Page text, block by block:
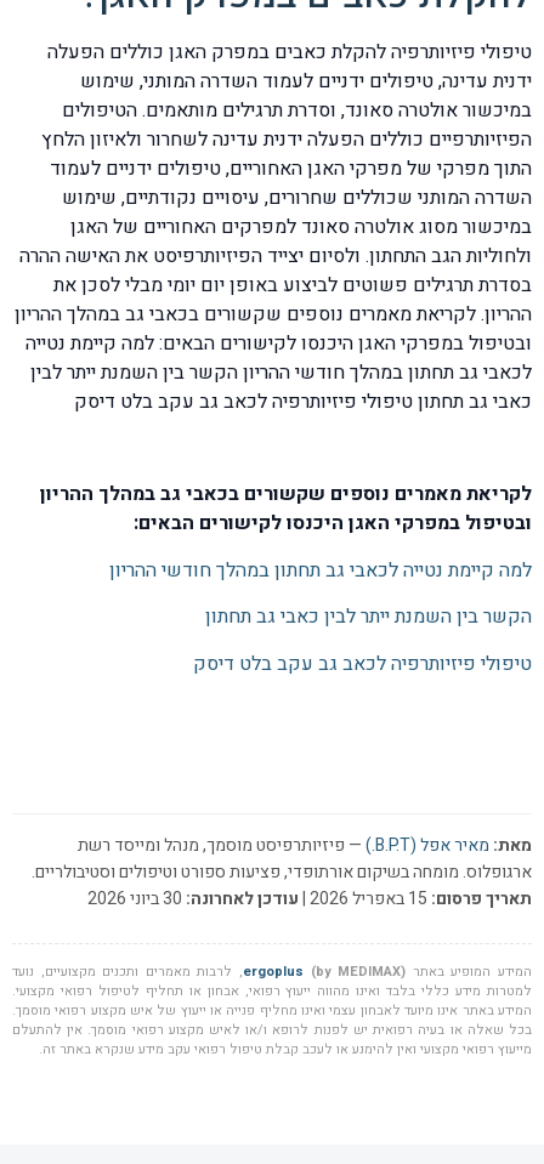
טיפולי פיזיותרפיה להקלת כאבים במפרק האגן כוללים הפעלה
ידנית עדינה, טיפולים ידניים לעמוד השדרה המותני, שימוש
במיכשור אולטרה סאונד, וסדרת תרגילים מותאמים. הטיפולים
הפיזיותרפיים כוללים הפעלה ידנית עדינה לשחרור ולאיזון הלחץ
התוך מפרקי של מפרקי האגן האחוריים, טיפולים ידניים לעמוד
השדרה המותני שכוללים שחרורים, עיסויים נקודתיים, שימוש
במיכשור מסוג אולטרה סאונד למפרקים האחוריים של האגן
ולחוליות הגב התחתון. ולסיום יצייד הפיזיותרפיסט את האישה ההרה
בסדרת תרגילים פשוטים לביצוע באופן יום יומי מבלי לסכן את
ההריון. לקריאת מאמרים נוספים שקשורים בכאבי גב במהלך ההריון
ובטיפול במפרקי האגן היכנסו לקישורים הבאים: למה קיימת נטייה
לכאבי גב תחתון במהלך חודשי ההריון הקשר בין השמנת ייתר לבין
כאבי גב תחתון טיפולי פיזיותרפיה לכאב גב עקב בלט דיסק
לקריאת מאמרים נוספים שקשורים בכאבי גב במהלך ההריון
ובטיפול במפרקי האגן היכנסו לקישורים הבאים:
למה קיימת נטייה לכאבי גב תחתון במהלך חודשי ההריון
הקשר בין השמנת ייתר לבין כאבי גב תחתון
טיפולי פיזיותרפיה לכאב גב עקב בלט דיסק
מאת: מאיר אפל (B.P.T.)
— פיזיותרפיסט מוסמך, מנהל ומייסד רשת
ארגופלוס. מומחה בשיקום אורתופדי, פציעות ספורט וטיפולים וסטיבולריים.
תאריך פרסום:
עודכן לאחרונה:
המידע המופיע באתר ergoplus (by MEDIMAX)
, לרבות מאמרים ותכנים מקצועיים, נועד
למטרות מידע כללי בלבד ואינו מהווה ייעוץ רפואי, אבחון או תחליף לטיפול רפואי מקצועי.
המידע באתר אינו מיועד לאבחון עצמי ואינו מחליף פנייה או ייעוץ של איש מקצוע רפואי מוסמך.
בכל שאלה או בעיה רפואית יש לפנות לרופא ו/או לאיש מקצוע רפואי מוסמך. אין להתעלם
מייעוץ רפואי מקצועי ואין להימנע או לעכב קבלת טיפול רפואי עקב מידע שנקרא באתר זה.